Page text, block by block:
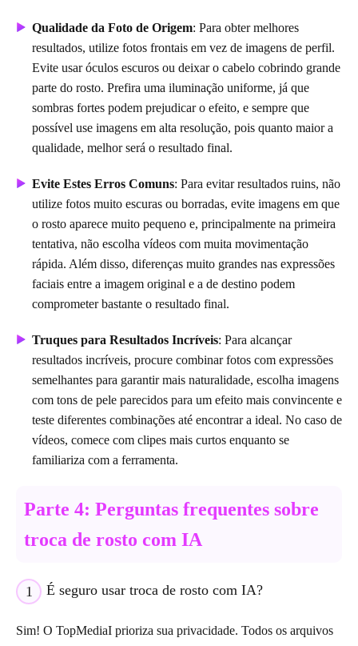
Qualidade da Foto de Origem: Para obter melhores
resultados, utilize fotos frontais em vez de imagens de perfil.
Evite usar óculos escuros ou deixar o cabelo cobrindo grande
parte do rosto. Prefira uma iluminação uniforme, já que
sombras fortes podem prejudicar o efeito, e sempre que
possível use imagens em alta resolução, pois quanto maior a
qualidade, melhor será o resultado final.
Evite Estes Erros Comuns: Para evitar resultados ruins, não
utilize fotos muito escuras ou borradas, evite imagens em que
o rosto aparece muito pequeno e, principalmente na primeira
tentativa, não escolha vídeos com muita movimentação
rápida. Além disso, diferenças muito grandes nas expressões
faciais entre a imagem original e a de destino podem
comprometer bastante o resultado final.
Truques para Resultados Incríveis: Para alcançar
resultados incríveis, procure combinar fotos com expressões
semelhantes para garantir mais naturalidade, escolha imagens
com tons de pele parecidos para um efeito mais convincente e
teste diferentes combinações até encontrar a ideal. No caso de
vídeos, comece com clipes mais curtos enquanto se
familiariza com a ferramenta.
Parte 4: Perguntas frequentes sobre
troca de rosto com IA
1 É seguro usar troca de rosto com IA?
Sim! O TopMediaI prioriza sua privacidade. Todos os arquivos